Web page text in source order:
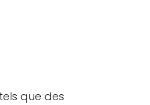
que des